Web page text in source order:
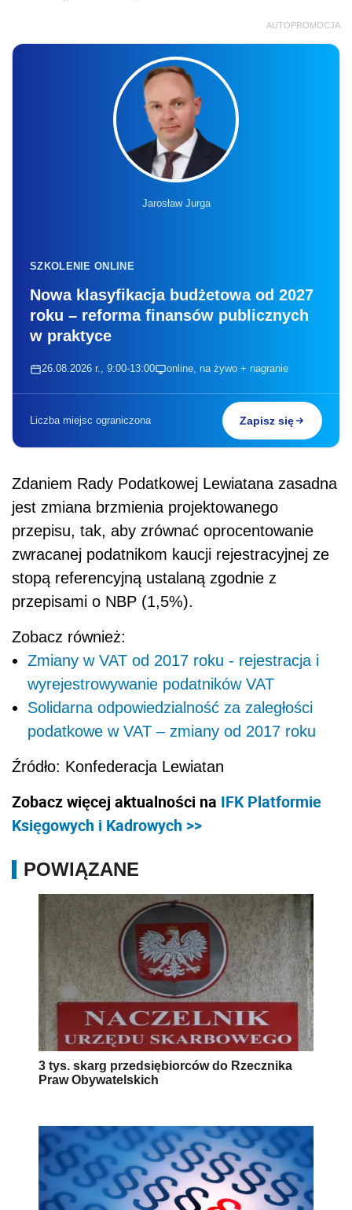
AUTOPROMOCJA
Jarosław Jurga
SZKOLENIE ONLINE
Nowa klasyfikacja budżetowa od 2027
roku – reforma finansów publicznych
w praktyce
26.08.2026 r., 9:00-13:00 online, na żywo + nagranie
Liczba miejsc ograniczona Zapisz się
Zdaniem Rady Podatkowej Lewiatana zasadna
jest zmiana brzmienia projektowanego
przepisu, tak, aby zrównać oprocentowanie
zwracanej podatnikom kaucji rejestracyjnej ze
stopą referencyjną ustalaną zgodnie z
przepisami o NBP (1,5%).
Zobacz również:
Zmiany w VAT od 2017 roku - rejestracja i
wyrejestrowywanie podatników VAT
Solidarna odpowiedzialność za zaległości
podatkowe w VAT – zmiany od 2017 roku
Źródło: Konfederacja Lewiatan
Zobacz więcej aktualności na IFK Platformie
Księgowych i Kadrowych >>
POWIĄZANE
3 tys. skarg przedsiębiorców do Rzecznika
Praw Obywatelskich